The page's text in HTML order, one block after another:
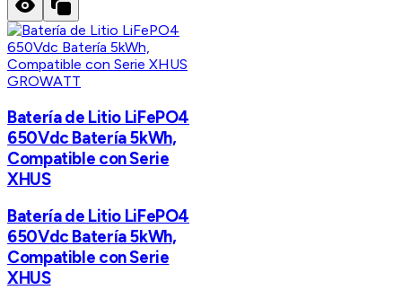
GROWATT
Batería de Litio LiFePO4
650Vdc Batería 5kWh,
Compatible con Serie
XHUS
Batería de Litio LiFePO4
650Vdc Batería 5kWh,
Compatible con Serie
XHUS